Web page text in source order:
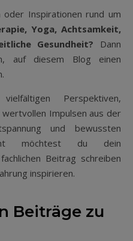
oder Inspirationen rund um
Yoga, Achtsamkeit,
Gesundheit? Dann
auf diesem Blog einen
Perspektiven,
wertvollen Impulsen aus der
und bewussten
möchtest du dein
Beitrag schreiben
inspirieren.
Beiträge zu